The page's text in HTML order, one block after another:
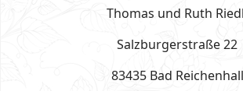
Thomas und Ruth Riedl
Salzburgerstraße 22
83435 Bad Reichenhall